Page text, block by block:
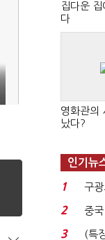
집다운
다
영화관의
났다?
인기뉴
1
구
로
2
중
국전
3
(특